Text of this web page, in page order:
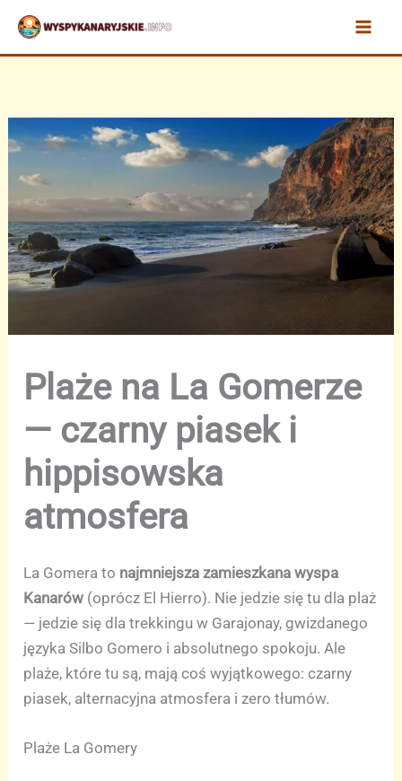
Przejdź
treści
Plaże na La Gomerze
— czarny piasek i
hippisowska
atmosfera
La Gomera to najmniejsza zamieszkana wyspa
Kanarów (oprócz El Hierro). Nie jedzie się tu dla plaż
— jedzie się dla trekkingu w Garajonay, gwizdanego
języka Silbo Gomero i absolutnego spokoju. Ale
plaże, które tu są, mają coś wyjątkowego: czarny
piasek, alternacyjna atmosfera i zero tłumów.
Plaże La Gomery